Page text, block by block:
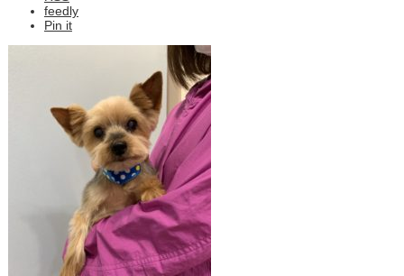
feedly
Pin it